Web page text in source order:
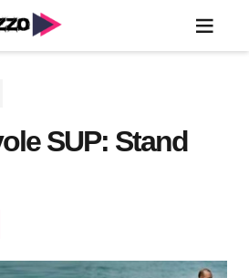
SUP: Stand